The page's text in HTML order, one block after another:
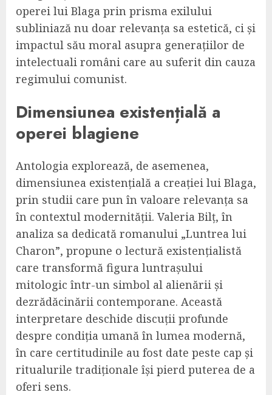
operei lui Blaga prin prisma exilului
subliniază nu doar relevanța sa estetică, ci și
impactul său moral asupra generațiilor de
intelectuali români care au suferit din cauza
regimului comunist.
Dimensiunea existențială a
operei blagiene
Antologia explorează, de asemenea,
dimensiunea existențială a creației lui Blaga,
prin studii care pun în valoare relevanța sa
în contextul modernității. Valeria Bilț, în
analiza sa dedicată romanului „Luntrea lui
Charon”, propune o lectură existențialistă
care transformă figura luntrașului
mitologic într-un simbol al alienării și
dezrădăcinării contemporane. Această
interpretare deschide discuții profunde
despre condiția umană în lumea modernă,
în care certitudinile au fost date peste cap și
ritualurile tradiționale își pierd puterea de a
oferi sens.